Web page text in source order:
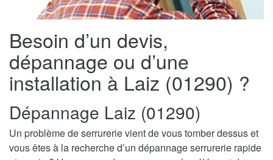
Besoin d’un devis,
dépannage ou d’une
installation à Laiz (01290) ?
Dépannage Laiz (01290)
Un problème de serrurerie vient de vous tomber dessus et
vous êtes à la recherche d’un dépannage serrurerie rapide